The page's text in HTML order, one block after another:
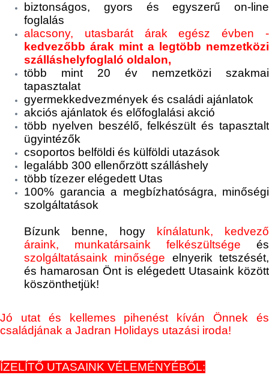
biztonságos, gyors és egyszerű on-line
foglalás
alacsony, utasbarát árak egész évben -
kedvezőbb árak mint a legtöbb nemzetközi
szálláshelyfoglaló oldalon,
több mint 20 év nemzetközi szakmai
tapasztalat
gyermekkedvezmények és családi ajánlatok
akciós ajánlatok és előfoglalási akció
több nyelven beszélő, felkészült és tapasztalt
ügyintézők
csoportos belföldi és külföldi utazások
legalább 300 ellenőrzött szálláshely
több tízezer elégedett Utas
100% garancia a megbízhatóságra, minőségi
szolgáltatások
Bízunk benne, hogy kínálatunk,
kedvező
áraink, munkatársaink felkészültsége és
szolgáltatásaink minősége elnyerik tetszését,
és hamarosan Önt is elégedett Utasaink között
köszönthetjük!
Jó utat és kellemes pihenést kíván Önnek és
családjának a Jadran Holidays utazási iroda!
ÍZELÍTŐ UTASAINK VÉLEMÉNYÉBŐL: